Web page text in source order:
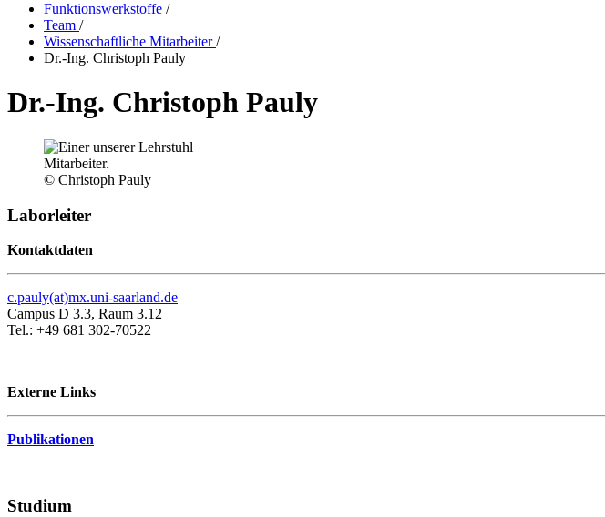
Funktionswerkstoffe /
Team /
Wissenschaftliche Mitarbeiter/
Dr.-Ing. Christoph Pauly
Dr.-Ing. Christoph Pauly
© Christoph Pauly
Laborleiter
Kontaktdaten
c.pauly(at)mx.uni-saarland.de
Campus D 3.3, Raum 3.12
Tel.: +49 681 302-70522
Externe Links
Publikationen
Studium